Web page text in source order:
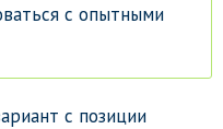
с опытными
с позиции